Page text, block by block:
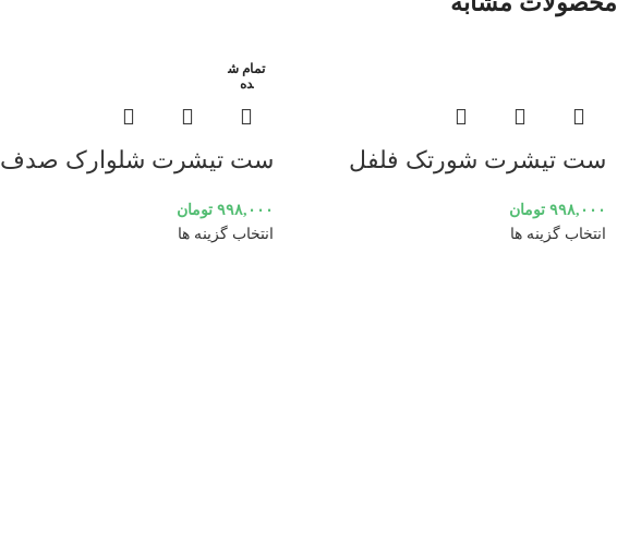
ست تیشرت شورتک فلفل
۹۹۸,۰۰۰ تومان
انتخاب گزینه ها
تمام ش
ده
ست تیشرت شلوارک صدف
۹۹۸,۰۰۰ تومان
انتخاب گزینه ها